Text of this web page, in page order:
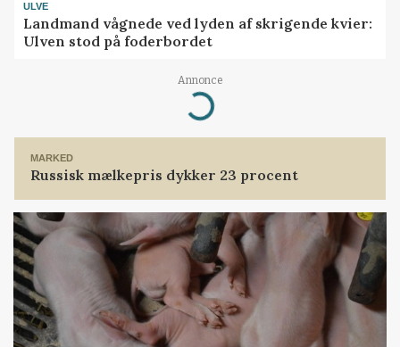
ULVE
Landmand vågnede ved lyden af skrigende kvier:
Ulven stod på foderbordet
Annonce
Loading...
MARKED
Russisk mælkepris dykker 23 procent